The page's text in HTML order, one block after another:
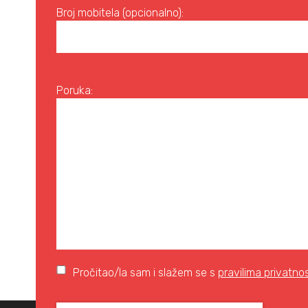
Broj mobitela (opcionalno):
Poruka:
Pročitao/la sam i slažem se s pravilima